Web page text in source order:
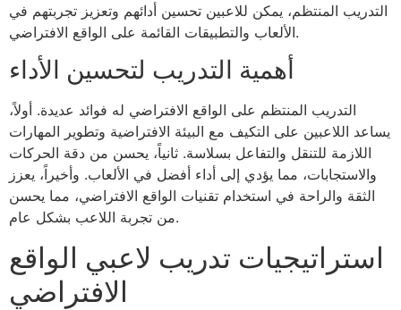
التدريب المنتظم، يمكن للاعبين تحسين أدائهم وتعزيز تجربتهم في
الألعاب والتطبيقات القائمة على الواقع الافتراضي.
أهمية التدريب لتحسين الأداء
التدريب المنتظم على الواقع الافتراضي له فوائد عديدة. أولاً،
يساعد اللاعبين على التكيف مع البيئة الافتراضية وتطوير المهارات
اللازمة للتنقل والتفاعل بسلاسة. ثانياً، يحسن من دقة الحركات
والاستجابات، مما يؤدي إلى أداء أفضل في الألعاب. وأخيراً، يعزز
الثقة والراحة في استخدام تقنيات الواقع الافتراضي، مما يحسن
من تجربة اللاعب بشكل عام.
استراتيجيات تدريب لاعبي الواقع
الافتراضي